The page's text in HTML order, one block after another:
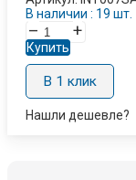
В наличии : 19 шт.
– +
Купить
В 1 клик
Нашли дешевле?